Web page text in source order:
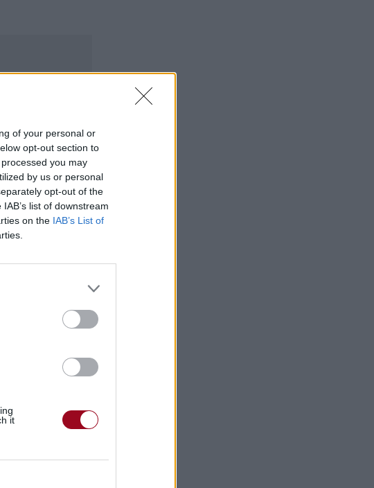
of your personal or
opt-out section to
you may
by us or personal
opt-out of the
list of downstream
on the IAB’s List of
it